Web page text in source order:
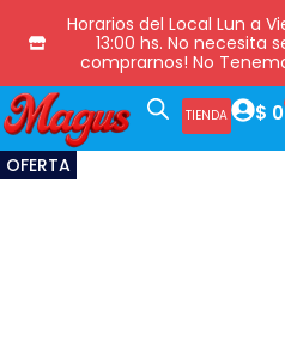
Horarios del Local Lun a
13:00 hs. No necesita
comprarnos! No
TIENDA $ 0
OFERTA